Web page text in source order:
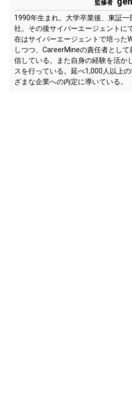
監修者
1990年生まれ。大学卒業後、東証一
社。その後サイバーエージェントに
在はサイバーエージェントで培った
しつつ、CareerMineの責任者とし
信している。また自身の経験を活か
スを行っている。延べ1,000人以上
ざまな企業への内定に導いている。